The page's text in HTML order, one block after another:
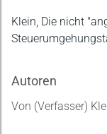
Beschreibung
Klein, Die nicht
Autoren
Von (Verfasser)